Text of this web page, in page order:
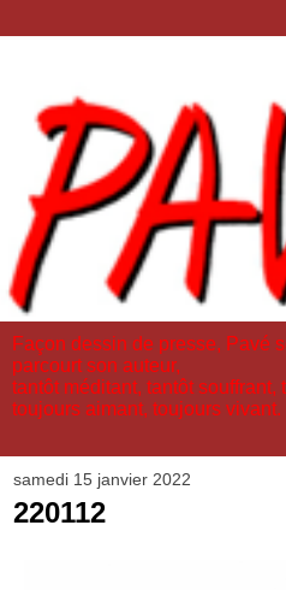
Façon dessin de presse, Pavé
parcourt son auteur,
tantôt méditant, tantôt souffrant,
toujours aimant, toujours vivant.
samedi 15 janvier 2022
220112